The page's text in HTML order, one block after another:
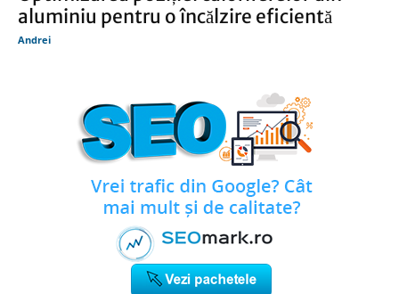
aluminiu pentru o încălzire eficientă
Andrei